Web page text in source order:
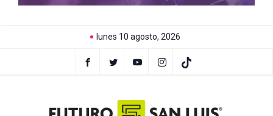
lunes 10 agosto, 2026